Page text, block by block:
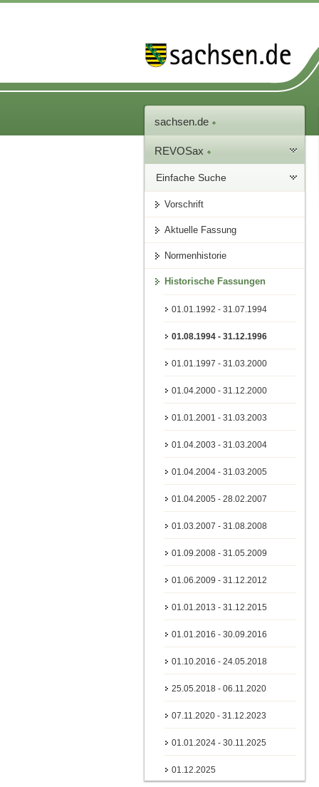
sachsen.de
REVOSax
Einfache Suche
Vorschrift
Aktuelle Fassung
Normenhistorie
Historische Fassungen
01.01.1992 - 31.07.1994
01.08.1994 - 31.12.1996
01.01.1997 - 31.03.2000
01.04.2000 - 31.12.2000
01.01.2001 - 31.03.2003
01.04.2003 - 31.03.2004
01.04.2004 - 31.03.2005
01.04.2005 - 28.02.2007
01.03.2007 - 31.08.2008
01.09.2008 - 31.05.2009
01.06.2009 - 31.12.2012
01.01.2013 - 31.12.2015
01.01.2016 - 30.09.2016
01.10.2016 - 24.05.2018
25.05.2018 - 06.11.2020
07.11.2020 - 31.12.2023
01.01.2024 - 30.11.2025
01.12.2025